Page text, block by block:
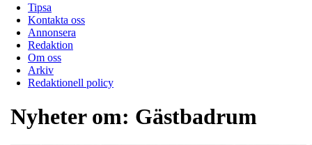
Tipsa
Kontakta oss
Annonsera
Redaktion
Om oss
Arkiv
Redaktionell policy
Nyheter om: Gästbadrum